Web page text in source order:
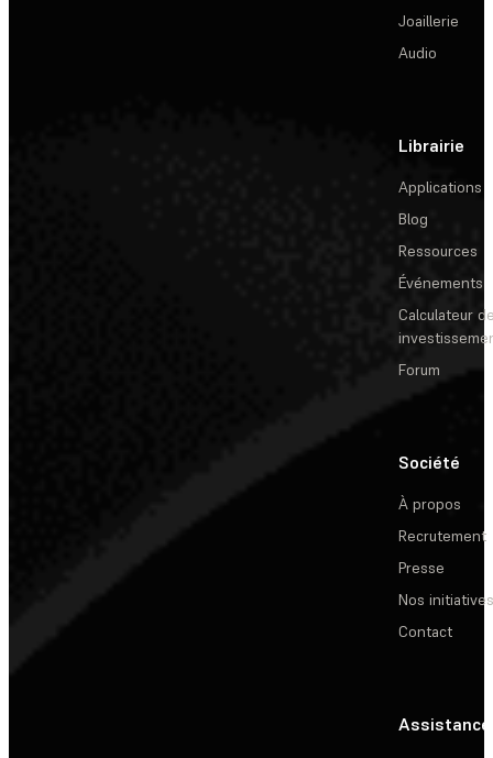
Joaillerie
Audio
Librairie
Applications
Blog
Ressources
Événements
Calculateur
Forum
Société
À propos
Recrutement
Presse
Nos initiatives
Contact
Assistance